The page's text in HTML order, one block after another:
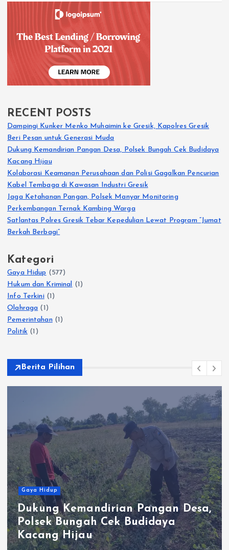
RECENT POSTS
Dampingi Kunker Menko Muhaimin ke Gresik, Kapolres Gresik
Beri Pesan untuk Generasi Muda
Dukung Kemandirian Pangan Desa, Polsek Bungah Cek Budidaya
Kacang Hijau
Kolaborasi Keamanan Perusahaan dan Polisi Gagalkan Pencurian
Kabel Tembaga di Kawasan Industri Gresik
Jaga Ketahanan Pangan, Polsek Manyar Monitoring
Perkembangan Ternak Kambing Warga
Satlantas Polres Gresik Tebar Kepedulian Lewat Program “Jumat
Berkah Berbagi”
Kategori
Gaya Hidup (577)
Hukum dan Kriminal (1)
Info Terkini(1)
Olahraga (1)
Pemerintahan(1)
Politik (1)
Berita Pilihan
Kemandirian Pangan Desa,
Bungah Cek Budidaya
Hijau
Gaya
dan
Kabel